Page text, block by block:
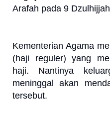
Arafah pada 9
Kementerian Agama
(haji reguler) yang
haji. Nantinya
meninggal akan
tersebut.